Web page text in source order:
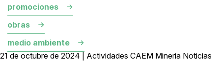
promociones
obras
medio ambiente
21 de octubre de 2024 | Actividades CAEM Mineria Noticias